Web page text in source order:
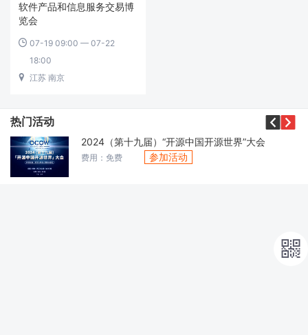
软件产品和信息服务交易博
览会
 07-19 09:00 — 07-22
18:00
 江苏 南京
热门活动 
2024（第十九届）“开源中国开源世界”大会
费用：免费 参加活动
